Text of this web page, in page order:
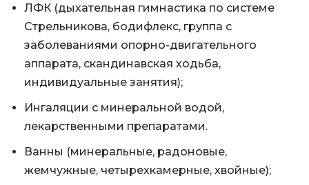
ЛФК (дыхательная гимнастика по системе
Стрельникова, бодифлекс, группа с
заболеваниями опорно-двигательного
аппарата, скандинавская ходьба,
индивидуальные занятия);
Ингаляции с минеральной водой,
лекарственными препаратами.
Ванны (минеральные, радоновые,
жемчужные, четырехкамерные, хвойные);